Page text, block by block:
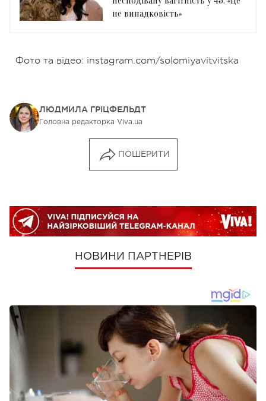
не випадковість»
Фото та відео: instagram.com/solomiyavitvitska
ЛЮДМИЛА ГРІЦФЕЛЬДТ
Головна редакторка Viva.ua
ПОШЕРИТИ
НОВИНИ ПАРТНЕРІВ